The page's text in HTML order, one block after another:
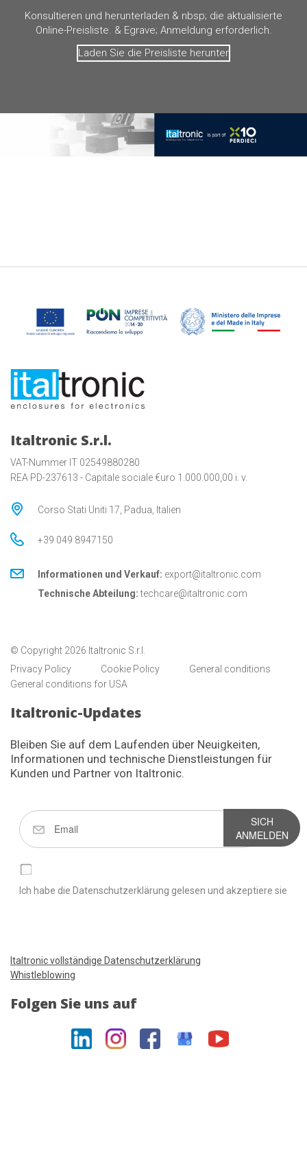
Konsultieren und herunterladen & nbsp; die aktualisierte
Online-Preisliste. & Egrave; Anmeldung erforderlich.
Laden Sie die Preisliste herunter
Italtronic S.r.l.
VAT-Nummer IT 02549880280
REA PD-237613 - Capitale sociale €uro 1.000.000,00 i. v.
Corso Stati Uniti 17, Padua, Italien
+39 049 8947150
Informationen und Verkauf: export@italtronic.com
Technische Abteilung: techcare@italtronic.com
© Copyright 2026 Italtronic S.r.l.
Privacy Policy
Cookie Policy
General conditions
General conditions for USA
Italtronic-Updates
Bleiben Sie auf dem Laufenden über Neuigkeiten,
Informationen und technische Dienstleistungen für
Kunden und Partner von Italtronic.
SICH
ANMELDEN
Ich habe die Datenschutzerklärung gelesen und akzeptiere sie
Italtronic vollständige Datenschutzerklärung
Whistleblowing
Folgen Sie uns auf